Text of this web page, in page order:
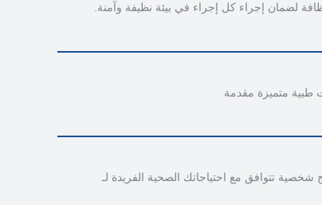
لضمان إجراء كل إجراء في بيئة نظيفة وآمنة.
طبية متميزة مقدمة
تتوافق مع احتياجاتك الصحية الفريدة لـ